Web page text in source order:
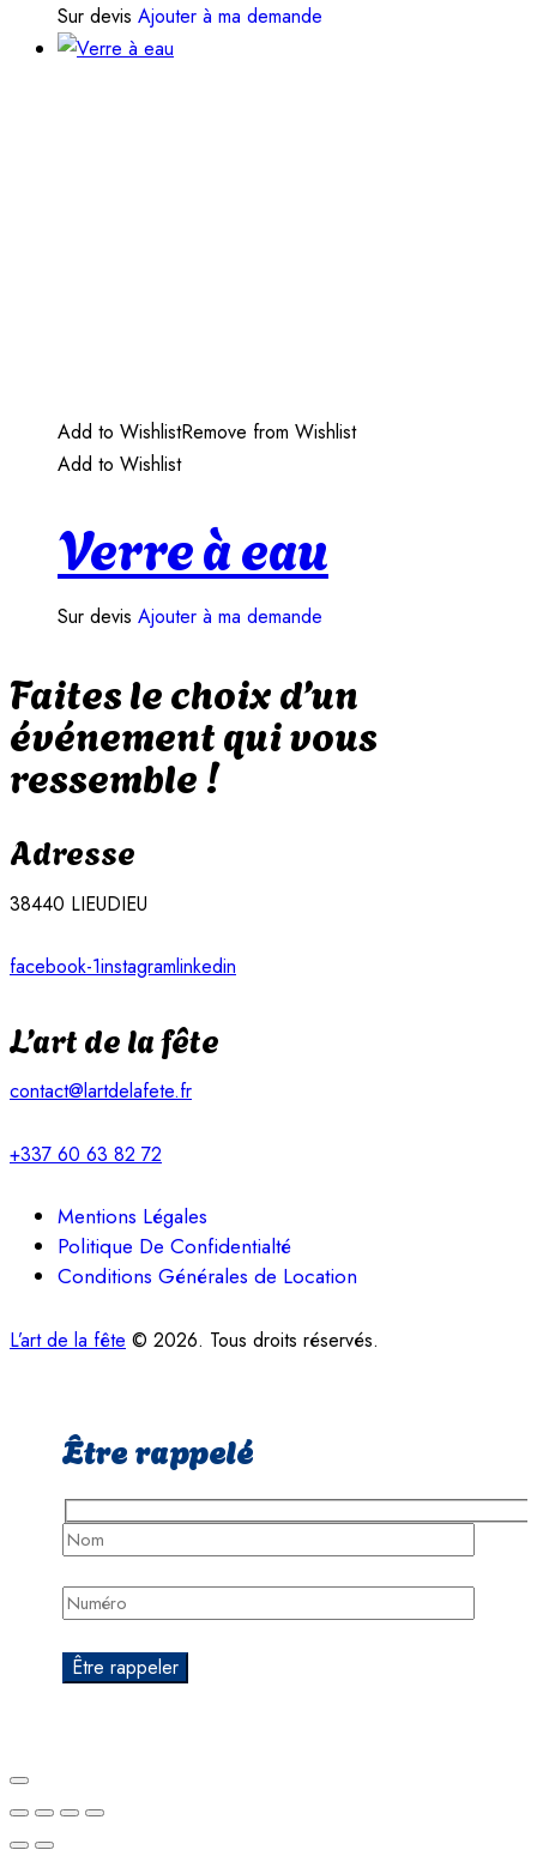
Sur devis Ajouter à ma demande
Add to WishlistRemove from Wishlist
Add to Wishlist
Verre à eau
Sur devis Ajouter à ma demande
Faites le choix d’un
événement qui vous
ressemble !
Adresse
38440 LIEUDIEU
facebook-1instagramlinkedin
L’art de la fête
contact@lartdelafete.fr
+337 60 63 82 72
Mentions Légales
Politique De Confidentialté
Conditions Générales de Location
L’art de la fête © 2026. Tous droits réservés.
Être rappelé